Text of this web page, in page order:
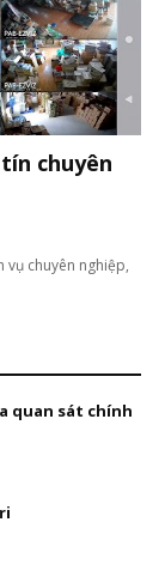
chuyên
vụ chuyên nghiệp,
quan sát chính